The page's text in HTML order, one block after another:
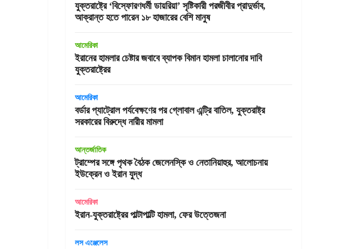
যুক্তরাষ্ট্রে ‘বিস্ফোরণধর্মী ডায়রিয়া’ সৃষ্টিকারী পরজীবীর প্রাদুর্ভাব,
আক্রান্ত হতে পারেন ১৮ হাজারের বেশি মানুষ
আমেরিকা
ইরানের হামলার চেষ্টার জবাবে ব্যাপক বিমান হামলা চালানোর দাবি
যুক্তরাষ্ট্রের
আমেরিকা
বর্ডার প্যাট্রোল পর্যবেক্ষণের পর গ্লোবাল এন্ট্রি বাতিল, যুক্তরাষ্ট্র
সরকারের বিরুদ্ধে নারীর মামলা
আন্তর্জাতিক
ট্রাম্পের সঙ্গে পৃথক বৈঠক জেলেনস্কি ও নেতানিয়াহুর, আলোচনায়
ইউক্রেন ও ইরান যুদ্ধ
আমেরিকা
ইরান-যুক্তরাষ্ট্রের পাল্টাপাল্টি হামলা, ফের উত্তেজনা
লস এঞ্জেলেস